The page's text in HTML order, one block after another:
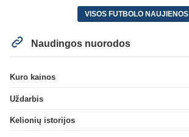
VISOS FUTBOLO NAUJIENOS
Naudingos nuorodos
Kuro kainos
Uždarbis
Kelionių istorijos